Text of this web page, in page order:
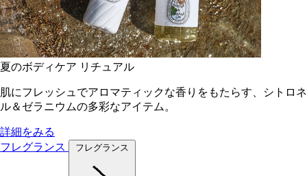
夏のボディケア リチュアル
肌にフレッシュでアロマティックな香りをもたらす、シトロネ
ル＆ゼラニウムの多彩なアイテム。
詳細をみる
フレグランス
フレグランス